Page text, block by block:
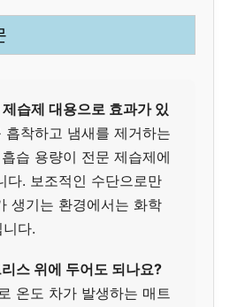
습제 대용으로 효과가 있
흡착하고 냄새를 제거하는
습 용량이 전문 제습제에
다. 보조적인 수단으로만
생기는 환경에서는 화학
다.
스 위에 두어도 되나요?
온도 차가 발생하는 매트